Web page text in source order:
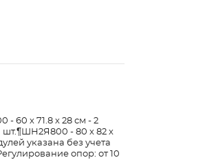
60 х 71.8 х 28 см - 2
шт.¶ШН2Я800 - 80 х 82 х
указана без учета
опор: от 10